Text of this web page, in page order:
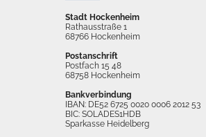
Stadt Hockenheim
Rathausstraße 1
68766 Hockenheim
Postanschrift
Postfach 15 48
68758 Hockenheim
Bankverbindung
IBAN: DE52 6725 0020 0006 2012 53
BIC: SOLADES1HDB
Sparkasse Heidelberg